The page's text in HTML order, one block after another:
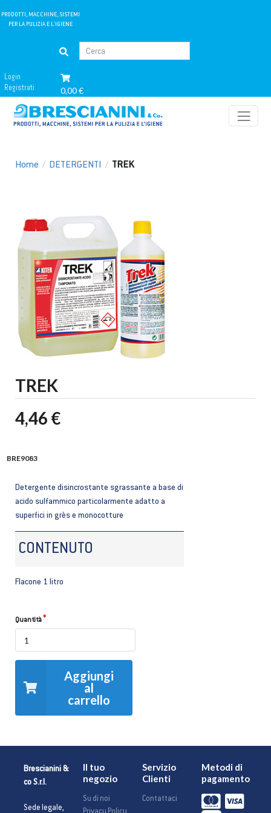
PRODOTTI, MACCHINE, SISTEMI
PER LA PULIZIA E L'IGIENE
Login
Registrati
0,00 €
Home / DETERGENTI / TREK
TREK
4,46 €
BRE9083
Detergente disincrostante sgrassante a base di
acido sulfammico particolarmente adatto a
superfici in grès e monocotture
CONTENUTO
Flacone 1 litro
Quantità
Aggiungi
al
carrello
Brescianini &
co S.r.l.
Sede legale,
Il tuo
negozio
Su di noi
Servizio
Clienti
Contattaci
Metodi di
pagamento